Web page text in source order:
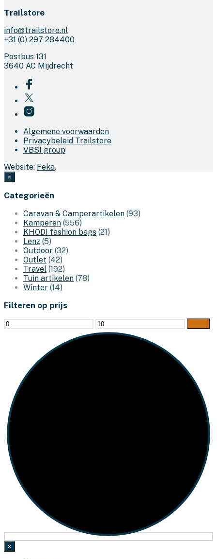
Trailstore
info@trailstore.nl
+31 (0) 297 284400
Postbus 131
3640 AC Mijdrecht
Algemene voorwaarden
Privacybeleid Trailstore
VBSI group
Website: Feka.
×
Categorieën
Caravan & Camperartikelen (93)
Kamperen (556)
KHODI fashion bags (21)
Lenz (5)
Outdoor (32)
Outlet (42)
Travel (192)
Tuin artikelen (78)
Winter (14)
Filteren op prijs
Min.
prijs
Max.
prijs
×